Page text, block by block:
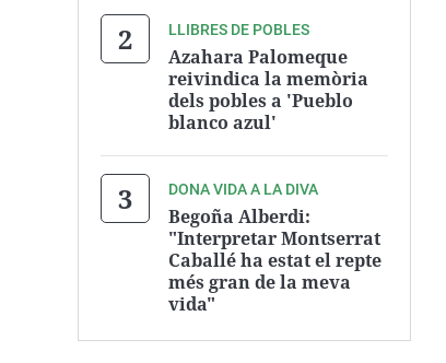
LLIBRES DE POBLES
Azahara Palomeque
reivindica la memòria
dels pobles a 'Pueblo
blanco azul'
DONA VIDA A LA DIVA
Begoña Alberdi:
"Interpretar Montserrat
Caballé ha estat el repte
més gran de la meva
vida"